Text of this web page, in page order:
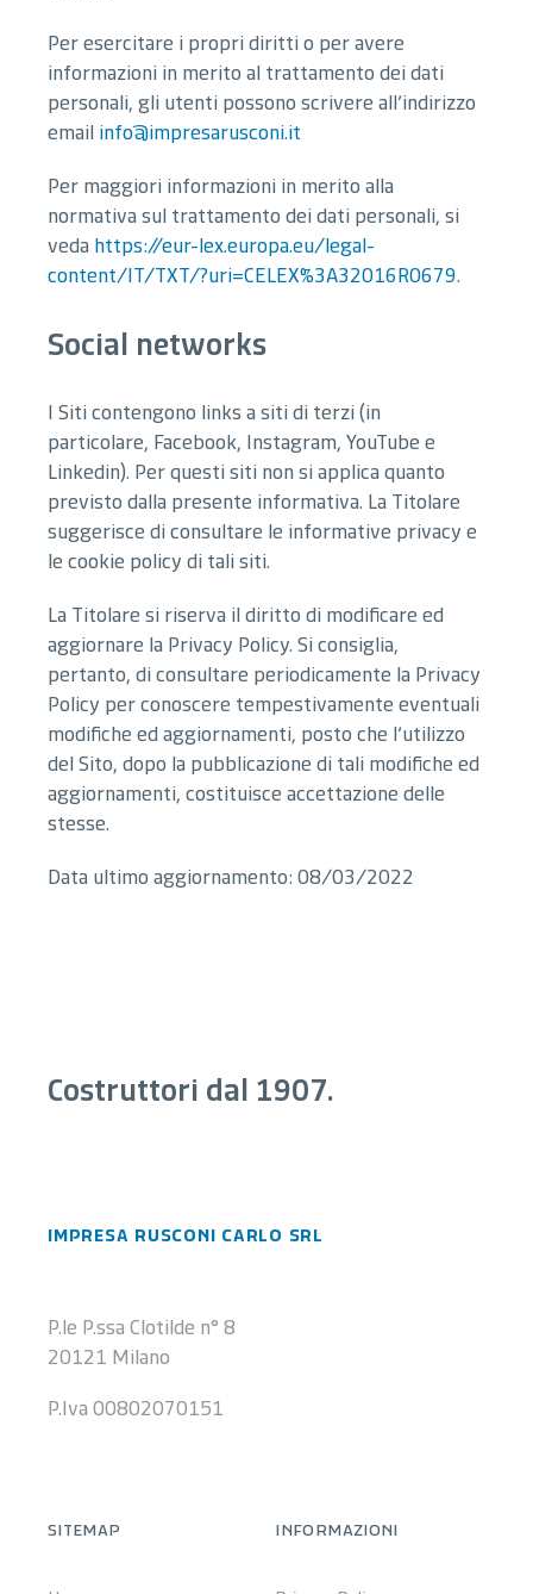
Per esercitare i propri diritti o per avere
informazioni in merito al trattamento dei dati
personali, gli utenti possono scrivere all’indirizzo
email info@impresarusconi.it
Per maggiori informazioni in merito alla
normativa sul trattamento dei dati personali, si
veda https://eur-lex.europa.eu/legal-
content/IT/TXT/?uri=CELEX%3A32016R0679.
Social networks
I Siti contengono links a siti di terzi (in
particolare, Facebook, Instagram, YouTube e
Linkedin). Per questi siti non si applica quanto
previsto dalla presente informativa. La Titolare
suggerisce di consultare le informative privacy e
le cookie policy di tali siti.
La Titolare si riserva il diritto di modificare ed
aggiornare la Privacy Policy. Si consiglia,
pertanto, di consultare periodicamente la Privacy
Policy per conoscere tempestivamente eventuali
modifiche ed aggiornamenti, posto che l’utilizzo
del Sito, dopo la pubblicazione di tali modifiche ed
aggiornamenti, costituisce accettazione delle
stesse.
Data ultimo aggiornamento: 08/03/2022
Costruttori dal 1907.
impresa rusconi carlo srl
P.le P.ssa Clotilde n° 8
20121 Milano
P.Iva 00802070151
sitemap informazioni